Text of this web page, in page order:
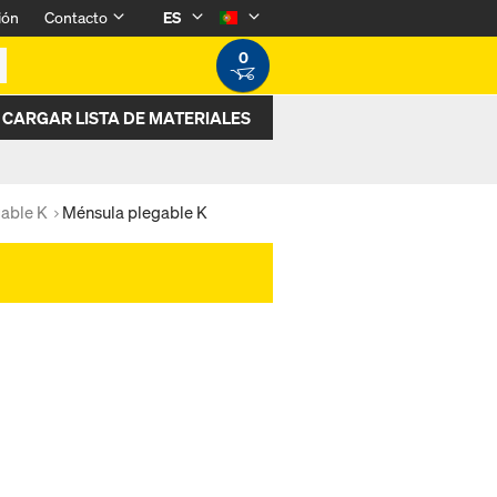
Contacto
ES
0
CARGAR LISTA DE MATERIALES
K Ménsula plegable K